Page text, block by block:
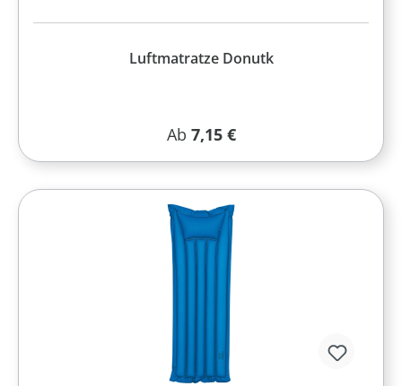
Luftmatratze Donutk
Regulärer Preis:
Ab 7,15 €